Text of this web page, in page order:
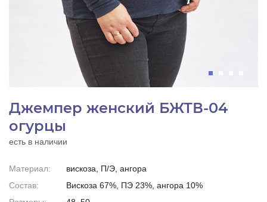
Джемпер женский БЖТВ-04
огурцы
есть в наличии
Материал:
вискоза, П/Э, ангора
Состав:
Вискоза 67%, ПЭ 23%, ангора 10%